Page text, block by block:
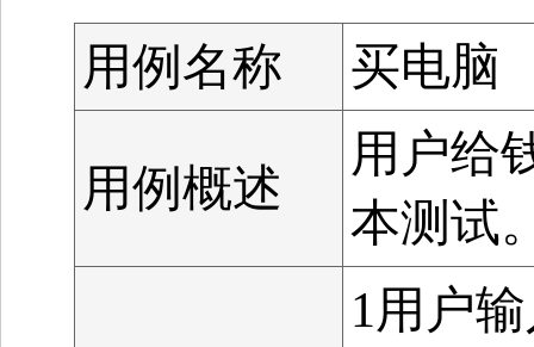
用例名称 买电脑
用例概述
用户给
本测试
1用户